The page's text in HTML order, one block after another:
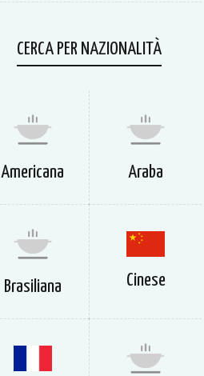
CERCA PER NAZIONALITÀ
Americana Araba
Brasiliana Cinese